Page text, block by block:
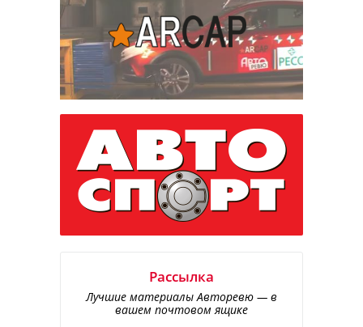
Рассылка
Лучшие материалы Авторевю — в
вашем почтовом ящике